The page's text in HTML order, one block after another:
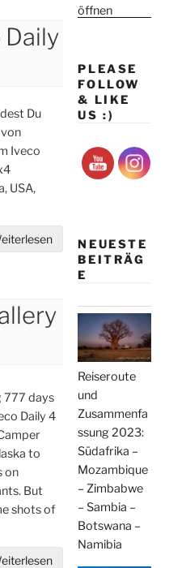
Daily
Du
Iveco
USA,
777 days
Daily 4
to
on
But
shots of
PLEASE
FOLLOW
& LIKE
US :)
NEUESTE
BEITRÄG
E
Reiseroute
und
Zusammenfa
ssung 2023:
Südafrika –
Mozambique
– Zimbabwe
– Sambia –
Botswana –
Namibia